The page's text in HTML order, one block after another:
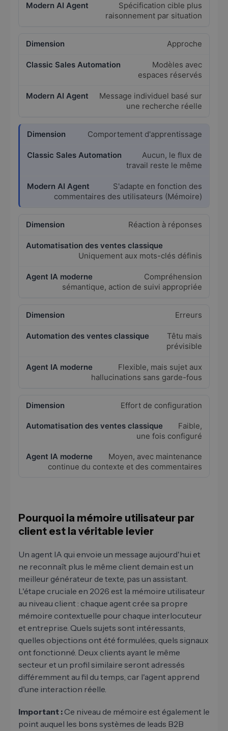
Spécification cible plus
raisonnement par situation
Approche
Modèles avec
espaces réservés
Message individuel basé sur
une recherche réelle
Comportement d'apprentissage
Aucun, le flux de
travail reste le même
S'adapte en fonction des
commentaires des utilisateurs (Mémoire)
Réaction à réponses
Uniquement aux mots-clés définis
Compréhension
sémantique, action de suivi appropriée
Erreurs
Têtu mais
prévisible
Flexible, mais sujet aux
hallucinations sans garde-fous
Effort de configuration
Faible,
une fois configuré
Moyen, avec maintenance
continue du contexte et des commentaires
Pourquoi la mémoire utilisateur par
client est la véritable levier
Un agent IA qui envoie un message aujourd'hui et
ne reconnaît plus le même client demain est un
meilleur générateur de texte, pas un assistant.
L'étape cruciale en 2026 est la mémoire utilisateur
au niveau client : chaque agent crée sa propre
mémoire contextuelle pour chaque interlocuteur
et entreprise. Quels sujets sont intéressants,
quelles objections ont été formulées, quels signaux
ont fonctionné. Deux clients ayant le même
secteur et un profil similaire seront adressés
différemment au fil du temps, car l'agent apprend
d'une interaction réelle.
Important :Ce niveau de mémoire est également le
point auquel les bons systèmes de leads B2B